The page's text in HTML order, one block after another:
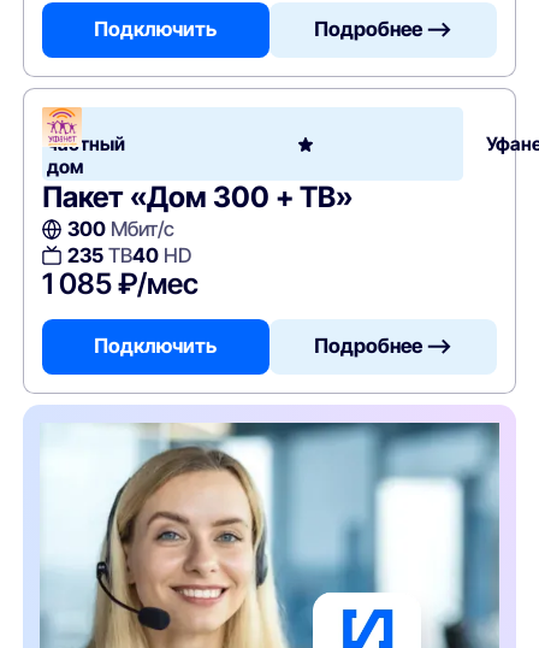
Подключить Подробнее —>
В
частный
дом
Пакет «Дом 300 + ТВ»
300Мбит/с
235ТВ40HD
1 085 ₽/мес
Подключить Подробнее —>